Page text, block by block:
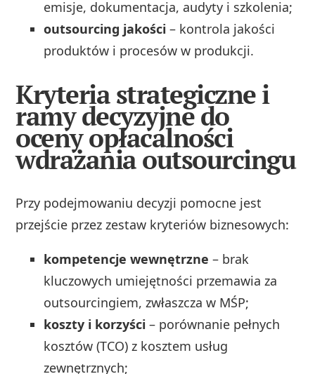
emisje, dokumentacja, audyty i szkolenia;
outsourcing jakości – kontrola jakości
produktów i procesów w produkcji.
Kryteria strategiczne i
ramy decyzyjne do
oceny opłacalności
wdrażania outsourcingu
Przy podejmowaniu decyzji pomocne jest
przejście przez zestaw kryteriów biznesowych:
kompetencje wewnętrzne – brak
kluczowych umiejętności przemawia za
outsourcingiem, zwłaszcza w MŚP;
koszty i korzyści – porównanie pełnych
kosztów (TCO) z kosztem usług
zewnętrznych;